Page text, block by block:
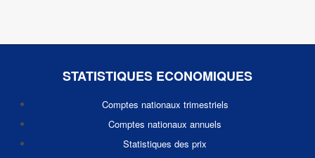
STATISTIQUES ECONOMIQUES
Comptes nationaux trimestriels
Comptes nationaux annuels
Statistiques des prix